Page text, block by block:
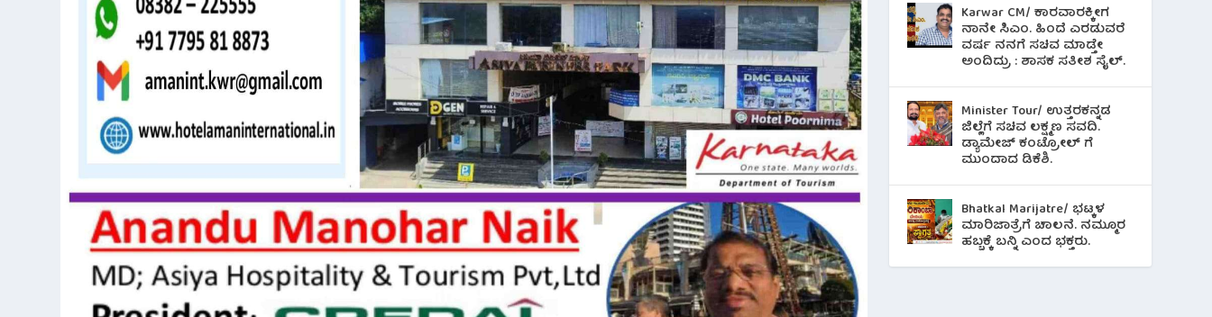
Karwar CM/ ಕಾರವಾರಕ್ಕೀಗ
ನಾನೇ ಸಿಎಂ. ಹಿಂದೆ ಎರಡುವರೆ
ವರ್ಷ ನನಗೆ ಸಚಿವ ಮಾಡ್ತೇ
ಅಂದಿದ್ರು : ಶಾಸಕ ಸತೀಶ ಸೈಲ್.
Minister Tour/ ಉತ್ತರಕನ್ನಡ
ಜಿಲ್ಲೆಗೆ ಸಚಿವ ಲಕ್ಷ್ಮಣ ಸವದಿ.
ಡ್ಯಾಮೇಜ್ ಕಂಟ್ರೋಲ್ ಗೆ
ಮುಂದಾದ ಡಿಕೆಶಿ.
Bhatkal Marijatre/ ಭಟ್ಕಳ
ಮಾರಿಜಾತ್ರೆಗೆ ಚಾಲನೆ. ನಮ್ಮೂರ
ಹಬ್ಬಕ್ಕೆ ಬನ್ನಿ ಎಂದ ಭಕ್ತರು.